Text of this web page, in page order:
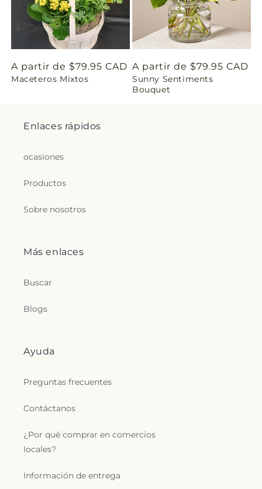
s
.
o
l
l
e
t
i
s
e
n
e
Precio
habitual
A partir de $79.95 CAD
Maceteros Mixtos
Precio
habitual
A partir de $79.95 CAD
Sunny Sentiments
Bouquet
Enlaces rápidos
ocasiones
Productos
Sobre nosotros
Más enlaces
Buscar
Blogs
Ayuda
Preguntas frecuentes
Contáctanos
¿Por qué comprar en comercios
locales?
Información de entrega